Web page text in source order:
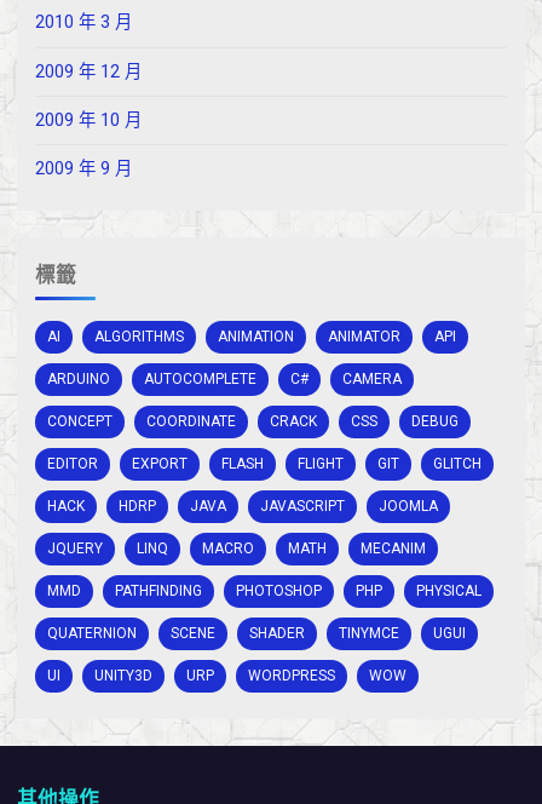
2010 年 3 月
2009 年 12 月
2009 年 10 月
2009 年 9 月
標籤
AI ALGORITHMS ANIMATION ANIMATOR API
ARDUINO AUTOCOMPLETE C# CAMERA
CONCEPT COORDINATE CRACK CSS DEBUG
EDITOR EXPORT FLASH FLIGHT GIT GLITCH
HACK HDRP JAVA JAVASCRIPT JOOMLA
JQUERY LINQ MACRO MATH MECANIM
MMD PATHFINDING PHOTOSHOP PHP PHYSICAL
QUATERNION SCENE SHADER TINYMCE UGUI
UI UNITY3D URP WORDPRESS WOW